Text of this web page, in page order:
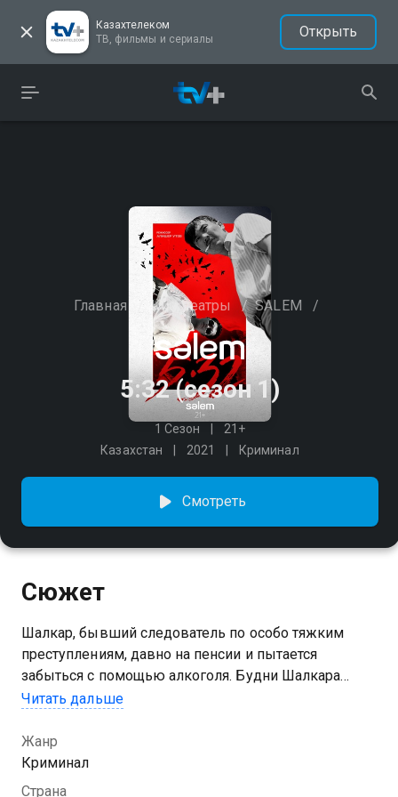
Казахтелеком
ТВ, фильмы и сериалы
Открыть
Главная / Кинотеатры / SALEM /
5:32 (сезон 1)
1 Сезон
21+
Казахстан
2021 Криминал
Смотреть
Сюжет
Шалкар, бывший следователь по особо тяжким
преступлениям, давно на пенсии и пытается
забыться с помощью алкоголя. Будни Шалкара
нарушает сотрудник полиции, который просит
маньяк, чей почерк схож с убийцей, которого
Шалкар ловил в 90-х годах. Режиссер - Алишер Утев
Актёры - Абильмансур Сериков, Марат Амираев,
Читать дальше
Жанр
Криминал
Страна